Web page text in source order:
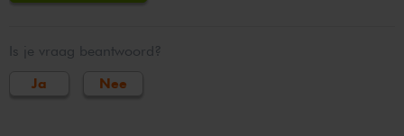
Is je vraag beantwoord?
Ja
Nee